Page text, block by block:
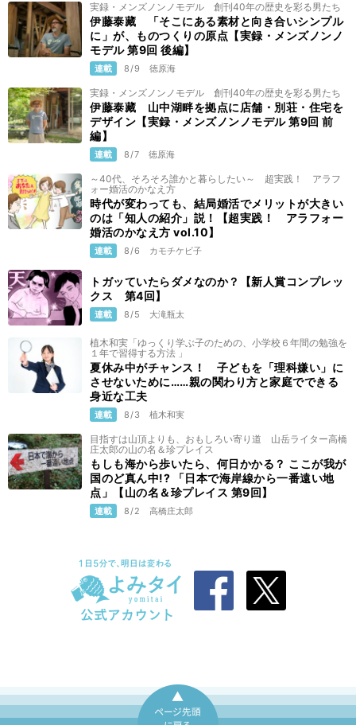
実録・メンズノンノモデル 創刊40年の歴史を彩る男たち
伊藤泰藏 「そこにある素材と向き合いシンプル
に」が、ものつくりの原点【実録・メンズノンノ
モデル 第9回 後編】
連載 8/9 徳原海
実録・メンズノンノモデル 創刊40年の歴史を彩る男たち
伊藤泰藏 山中湖畔を拠点に店舗・別荘・住宅を
デザイン【実録・メンズノンノモデル 第9回 前
編】
連載 8/7 徳原海
～40代、そろそろ誰かと暮らしたい～ 超実践！ アラフ
ォー婚活のかなえ方
時代が変わっても、結局婚活でメリットが大きい
のは「知人の紹介」説！【超実践！ アラフォー
婚活のかなえ方 vol.10】
連載 8/6 カモチケビ子
トガッていたらダメなのか？【新人賞コンプレッ
クス 第4回】
連載 8/5 大滝瓶太
植木和実「ゆっくり学ぶ子のための、小学校６年間の勉強を
１年で習得する方法 」
夏休み中がチャンス！ 子どもを「理科嫌い」に
させないために……親の関わり方と家庭でできる
身近な工夫
連載 8/3 植木和実
目指すは山頂よりも、おもしろい寄り道 山岳ライター高橋
庄太郎の山の名＆珍プレイス
もしも海から歩いたら、何日かかる？ ここが我が
国のど真ん中!? 「日本で海岸線から一番遠い地
点」【山の名＆珍プレイス 第9回】
連載 8/2 高橋庄太郎